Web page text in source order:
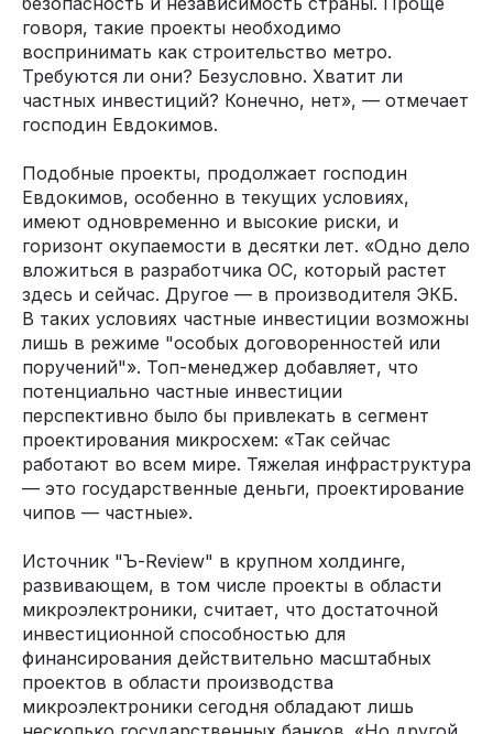
говоря, такие проекты необходимо
воспринимать как строительство метро.
Требуются ли они? Безусловно. Хватит ли
частных инвестиций? Конечно, нет», — отмечает
господин Евдокимов.
Подобные проекты, продолжает господин
Евдокимов, особенно в текущих условиях,
имеют одновременно и высокие риски, и
горизонт окупаемости в десятки лет. «Одно дело
вложиться в разработчика ОС, который растет
здесь и сейчас. Другое — в производителя ЭКБ.
В таких условиях частные инвестиции возможны
лишь в режиме "особых договоренностей или
поручений"». Топ-менеджер добавляет, что
потенциально частные инвестиции
перспективно было бы привлекать в сегмент
проектирования микросхем: «Так сейчас
работают во всем мире. Тяжелая инфраструктура
— это государственные деньги, проектирование
чипов — частные».
Источник "Ъ-Review" в крупном холдинге,
развивающем, в том числе проекты в области
микроэлектроники, считает, что достаточной
инвестиционной способностью для
финансирования действительно масштабных
проектов в области производства
микроэлектроники сегодня обладают лишь